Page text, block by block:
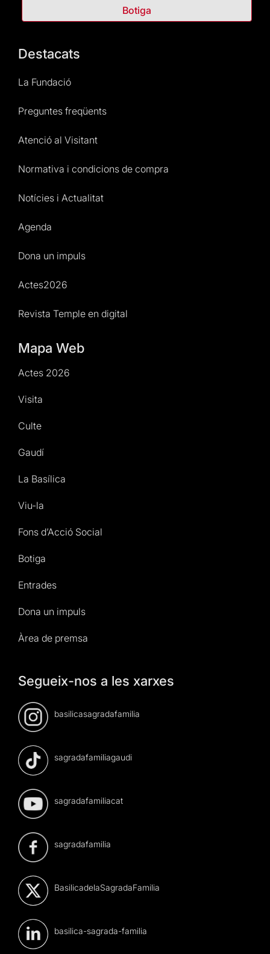
Botiga
Destacats
La Fundació
Preguntes freqüents
Atenció al Visitant
Normativa i condicions de compra
Notícies i Actualitat
Agenda
Dona un impuls
Actes2026
Revista Temple en digital
Mapa Web
Actes 2026
Visita
Culte
Gaudí
La Basílica
Viu-la
Fons d’Acció Social
Botiga
Entrades
Dona un impuls
Àrea de premsa
Segueix-nos a les xarxes
basilicasagradafamilia
sagradafamiliagaudi
sagradafamiliacat
sagradafamilia
BasilicadelaSagradaFamilia
basilica-sagrada-familia